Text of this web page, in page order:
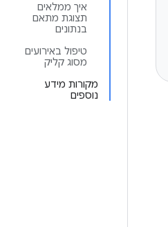
איך ממלאים
תצוגת מתאם
בנתונים
טיפול באירועים
מסוג קליק
מקורות מידע
נוספים